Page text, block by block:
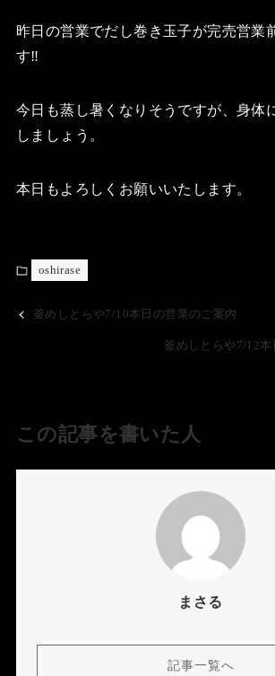
昨日の営業でだし巻き玉子が完売営業
す‼️
今日も蒸し暑くなりそうですが、身体
しましょう。
本日もよろしくお願いいたします。
oshirase
釜めしとらや7/10本日の営業のご案内
釜めしとらや7/12
この記事を書いた人
まさる
記事一覧へ